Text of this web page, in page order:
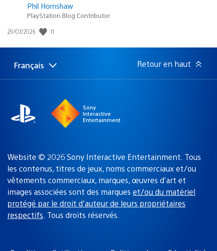
Phil Hornshaw
PlayStation Blog Contributor
Date
publication
29/07/2026 11
Choisir
une
Région
actuelle
Français Retour en haut
Sony
Interactive
Entertainment
Website © 2026 Sony Interactive Entertainment. Tous
les contenus, titres de jeux, noms commerciaux et/ou
vêtements commerciaux, marques, œuvres d’art et
images associées sont des marques et/ou du matériel
protégé par le droit d’auteur de leurs propriétaires
respectifs. Tous droits réservés.